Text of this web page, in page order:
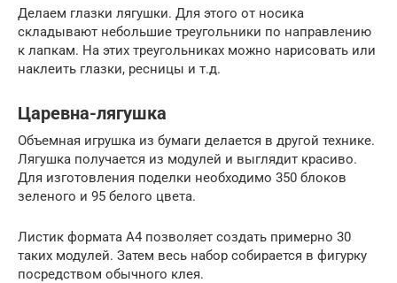
Делаем глазки лягушки. Для этого от носика
складывают небольшие треугольники по направлению
к лапкам. На этих треугольниках можно нарисовать или
наклеить глазки, ресницы и т.д.
Царевна-лягушка
Объемная игрушка из бумаги делается в другой технике.
Лягушка получается из модулей и выглядит красиво.
Для изготовления поделки необходимо 350 блоков
зеленого и 95 белого цвета.
Листик формата А4 позволяет создать примерно 30
таких модулей. Затем весь набор собирается в фигурку
посредством обычного клея.